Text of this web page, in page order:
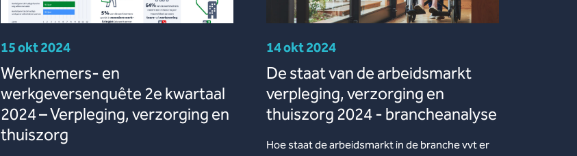
15 okt 2024
Werknemers- en
werkgeversenquête 2e kwartaal
2024 – Verpleging, verzorging en
thuiszorg
14 okt 2024
De staat van de arbeidsmarkt
verpleging, verzorging en
thuiszorg 2024 - brancheanalyse
Hoe staat de arbeidsmarkt in de branche vvt er